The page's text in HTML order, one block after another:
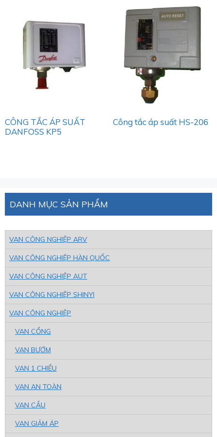
CÔNG TẮC ÁP SUẤT
DANFOSS KP5
Công tắc áp suất HS-206
DANH MỤC SẢN PHẨM
VAN CÔNG NGHIỆP ARV
VAN CÔNG NGHIỆP HÀN QUỐC
VAN CÔNG NGHIỆP AUT
VAN CÔNG NGHIỆP SHINYI
VAN CÔNG NGHIỆP
VAN CỔNG
VAN BƯỚM
VAN 1 CHIỀU
VAN AN TOÀN
VAN CẦU
VAN GIẢM ÁP